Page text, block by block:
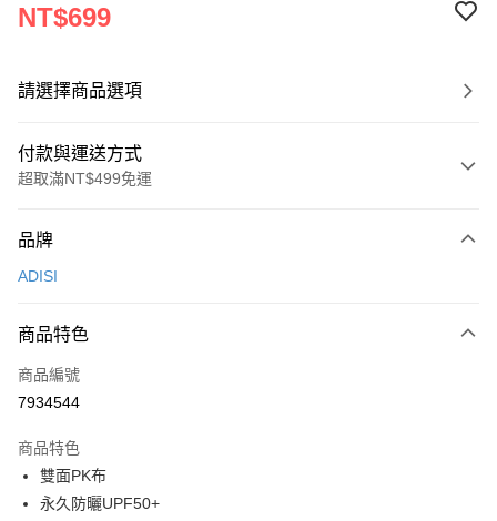
NT$699
請選擇商品選項
付款與運送方式
超取滿NT$499免運
信用卡一次付款
LINE Pay
Apple Pay
悠遊付
Google Pay
品牌
ADISI
商品特色
商品編號
7934544
商品特色
雙面PK布
永久防曬UPF50+